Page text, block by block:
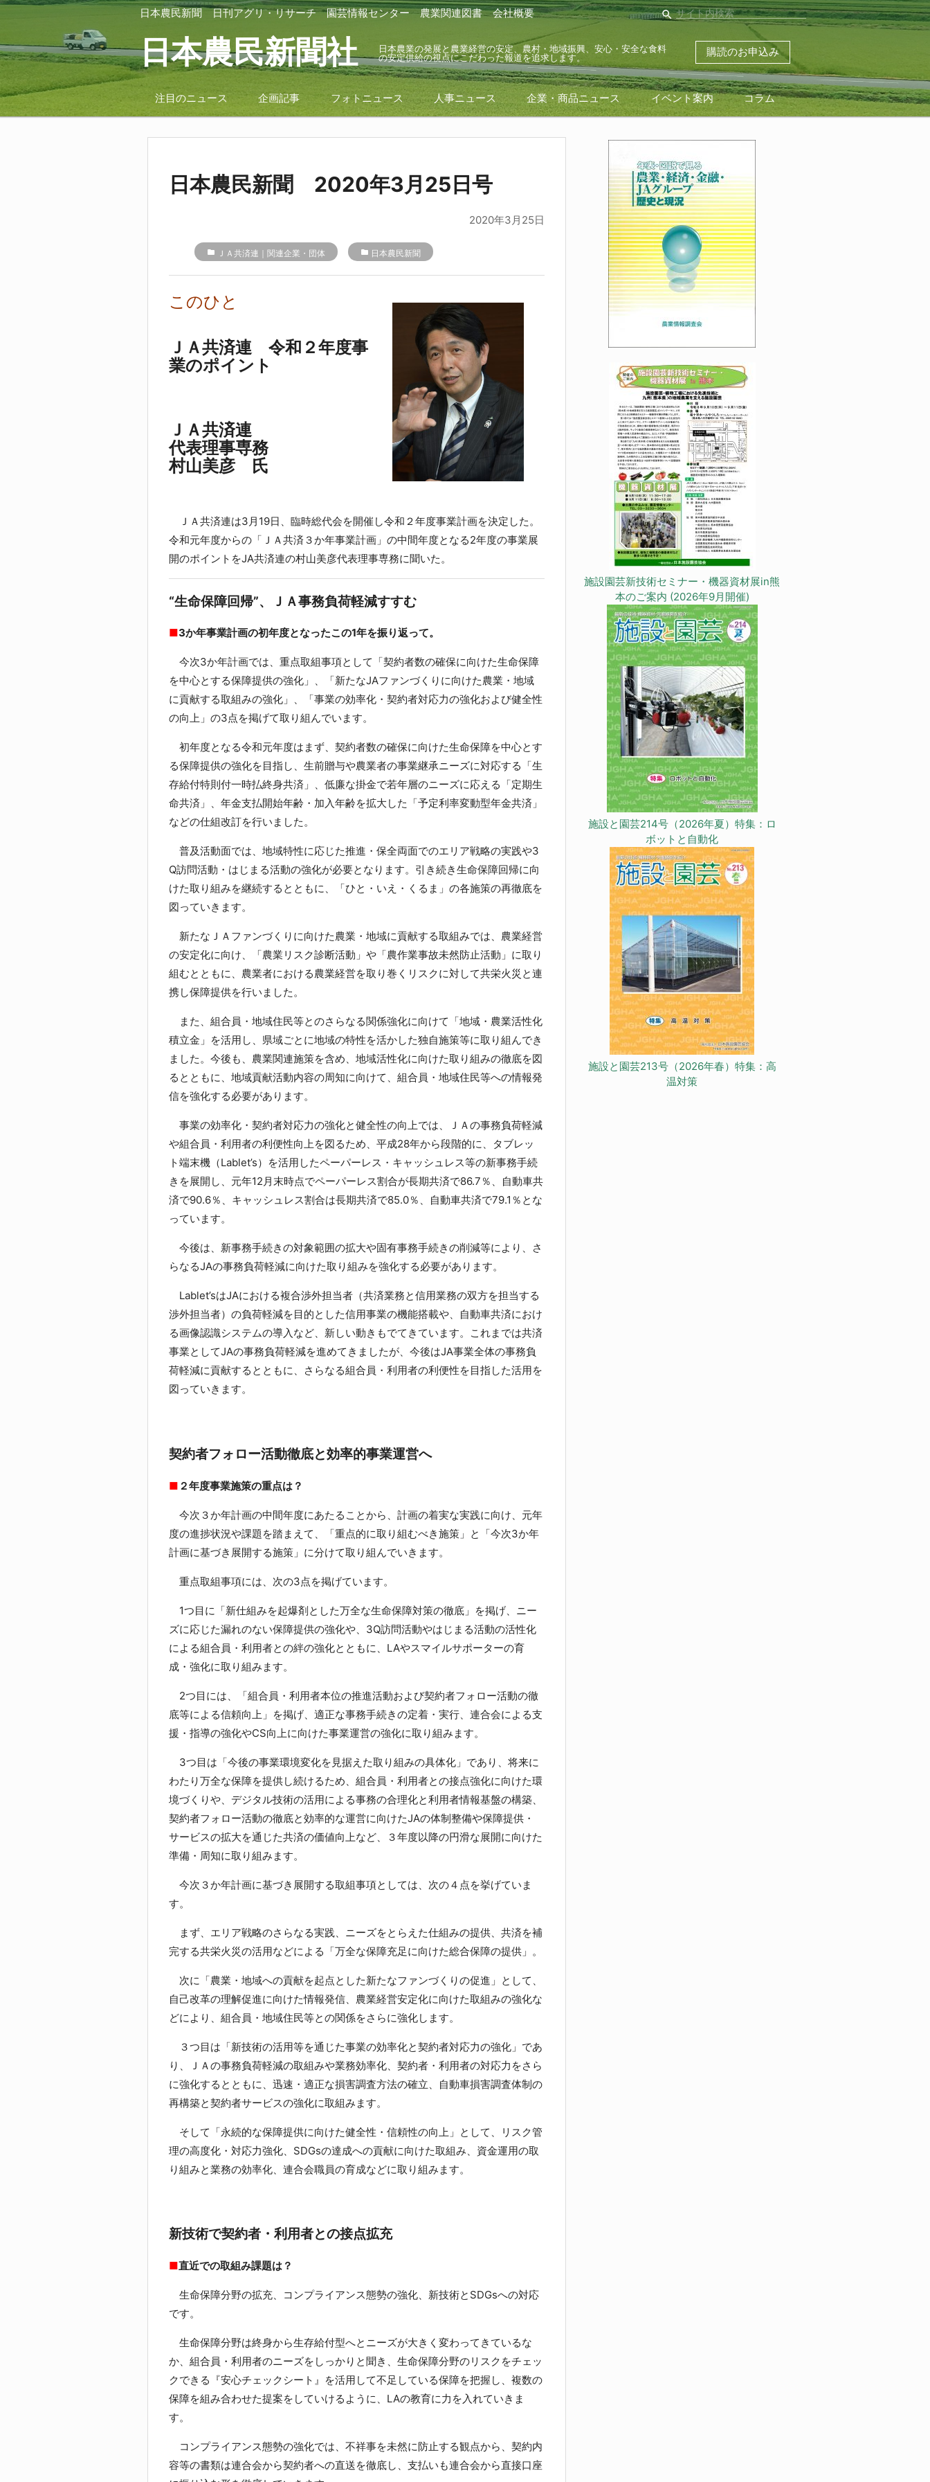
日本農民新聞 日刊アグリ・リサーチ 園芸情報センター 農業関連図書 会社概要 search
日本農民新聞社
日本農業の発展と農業経営の安定、農村・地域振興、安心・安全な食料
の安定供給の視点にこだわった報道を追求します。
購読のお申込み
注目のニュース 企画記事 フォトニュース 人事ニュース 企業・商品ニュース イベント案内 コラム
日本農民新聞 2020年3月25日号
2020年3月25日
folder ＪＡ共済連｜関連企業・団体 folder 日本農民新聞
このひと
ＪＡ共済連 令和２年度事
業のポイント
ＪＡ共済連
代表理事専務
村山美彦 氏
ＪＡ共済連は3月19日、臨時総代会を開催し令和２年度事業計画を決定した。
令和元年度からの「ＪＡ共済３か年事業計画」の中間年度となる2年度の事業展
開のポイントをJA共済連の村山美彦代表理事専務に聞いた。
“生命保障回帰”、ＪＡ事務負荷軽減すすむ
■3か年事業計画の初年度となったこの1年を振り返って。
今次3か年計画では、重点取組事項として「契約者数の確保に向けた生命保障
を中心とする保障提供の強化」、「新たなJAファンづくりに向けた農業・地域
に貢献する取組みの強化」、「事業の効率化・契約者対応力の強化および健全性
の向上」の3点を掲げて取り組んでいます。
初年度となる令和元年度はまず、契約者数の確保に向けた生命保障を中心とす
る保障提供の強化を目指し、生前贈与や農業者の事業継承ニーズに対応する「生
存給付特則付一時払終身共済」、低廉な掛金で若年層のニーズに応える「定期生
命共済」、年金支払開始年齢・加入年齢を拡大した「予定利率変動型年金共済」
などの仕組改訂を行いました。
普及活動面では、地域特性に応じた推進・保全両面でのエリア戦略の実践や3
Q訪問活動・はじまる活動の強化が必要となります。引き続き生命保障回帰に向
けた取り組みを継続するとともに、「ひと・いえ・くるま」の各施策の再徹底を
図っていきます。
新たなＪＡファンづくりに向けた農業・地域に貢献する取組みでは、農業経営
の安定化に向け、「農業リスク診断活動」や「農作業事故未然防止活動」に取り
組むとともに、農業者における農業経営を取り巻くリスクに対して共栄火災と連
携し保障提供を行いました。
また、組合員・地域住民等とのさらなる関係強化に向けて「地域・農業活性化
積立金」を活用し、県域ごとに地域の特性を活かした独自施策等に取り組んでき
ました。今後も、農業関連施策を含め、地域活性化に向けた取り組みの徹底を図
るとともに、地域貢献活動内容の周知に向けて、組合員・地域住民等への情報発
信を強化する必要があります。
事業の効率化・契約者対応力の強化と健全性の向上では、ＪＡの事務負荷軽減
や組合員・利用者の利便性向上を図るため、平成28年から段階的に、タブレッ
ト端末機（Lablet’s）を活用したペーパーレス・キャッシュレス等の新事務手続
きを展開し、元年12月末時点でペーパーレス割合が長期共済で86.7％、自動車共
済で90.6％、キャッシュレス割合は長期共済で85.0％、自動車共済で79.1％とな
っています。
今後は、新事務手続きの対象範囲の拡大や固有事務手続きの削減等により、さ
らなるJAの事務負荷軽減に向けた取り組みを強化する必要があります。
Lablet’sはJAにおける複合渉外担当者（共済業務と信用業務の双方を担当する
渉外担当者）の負荷軽減を目的とした信用事業の機能搭載や、自動車共済におけ
る画像認識システムの導入など、新しい動きもでてきています。これまでは共済
事業としてJAの事務負荷軽減を進めてきましたが、今後はJA事業全体の事務負
荷軽減に貢献するとともに、さらなる組合員・利用者の利便性を目指した活用を
図っていきます。
契約者フォロー活動徹底と効率的事業運営へ
■ ２年度事業施策の重点は？
今次３か年計画の中間年度にあたることから、計画の着実な実践に向け、元年
度の進捗状況や課題を踏まえて、「重点的に取り組むべき施策」と「今次3か年
計画に基づき展開する施策」に分けて取り組んでいきます。
重点取組事項には、次の3点を掲げています。
1つ目に「新仕組みを起爆剤とした万全な生命保障対策の徹底」を掲げ、ニー
ズに応じた漏れのない保障提供の強化や、3Q訪問活動やはじまる活動の活性化
による組合員・利用者との絆の強化とともに、LAやスマイルサポーターの育
成・強化に取り組みます。
2つ目には、「組合員・利用者本位の推進活動および契約者フォロー活動の徹
底等による信頼向上」を掲げ、適正な事務手続きの定着・実行、連合会による支
援・指導の強化やCS向上に向けた事業運営の強化に取り組みます。
3つ目は「今後の事業環境変化を見据えた取り組みの具体化」であり、将来に
わたり万全な保障を提供し続けるため、組合員・利用者との接点強化に向けた環
境づくりや、デジタル技術の活用による事務の合理化と利用者情報基盤の構築、
契約者フォロー活動の徹底と効率的な運営に向けたJAの体制整備や保障提供・
サービスの拡大を通じた共済の価値向上など、３年度以降の円滑な展開に向けた
準備・周知に取り組みます。
今次３か年計画に基づき展開する取組事項としては、次の４点を挙げていま
す。
まず、エリア戦略のさらなる実践、ニーズをとらえた仕組みの提供、共済を補
完する共栄火災の活用などによる「万全な保障充足に向けた総合保障の提供」。
次に「農業・地域への貢献を起点とした新たなファンづくりの促進」として、
自己改革の理解促進に向けた情報発信、農業経営安定化に向けた取組みの強化な
どにより、組合員・地域住民等との関係をさらに強化します。
３つ目は「新技術の活用等を通じた事業の効率化と契約者対応力の強化」であ
り、ＪＡの事務負荷軽減の取組みや業務効率化、契約者・利用者の対応力をさら
に強化するとともに、迅速・適正な損害調査方法の確立、自動車損害調査体制の
再構築と契約者サービスの強化に取組みます。
そして「永続的な保障提供に向けた健全性・信頼性の向上」として、リスク管
理の高度化・対応力強化、SDGsの達成への貢献に向けた取組み、資金運用の取
り組みと業務の効率化、連合会職員の育成などに取り組みます。
新技術で契約者・利用者との接点拡充
■直近での取組み課題は？
生命保障分野の拡充、コンプライアンス態勢の強化、新技術とSDGsへの対応
です。
生命保障分野は終身から生存給付型へとニーズが大きく変わってきているな
か、組合員・利用者のニーズをしっかりと聞き、生命保障分野のリスクをチェッ
クできる『安心チェックシート』を活用して不足している保障を把握し、複数の
保障を組み合わせた提案をしていけるように、LAの教育に力を入れていきま
す。
コンプライアンス態勢の強化では、不祥事を未然に防止する観点から、契約内
容等の書類は連合会から契約者への直送を徹底し、支払いも連合会から直接口座
施設園芸新技術セミナー・機器資材展in熊
本のご案内 (2026年9月開催)
施設と園芸214号（2026年夏）特集：ロ
ボットと自動化
施設と園芸213号（2026年春）特集：高
温対策